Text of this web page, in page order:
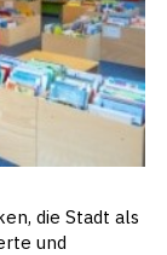
die Stadt als
und